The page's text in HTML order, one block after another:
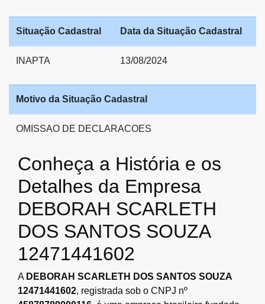
Situação Cadastral Data da Situação Cadastral
INAPTA 13/08/2024
Motivo da Situação Cadastral
OMISSAO DE DECLARACOES
Conheça a História e os
Detalhes da Empresa
DEBORAH SCARLETH
DOS SANTOS SOUZA
12471441602
A DEBORAH SCARLETH DOS SANTOS SOUZA
12471441602, registrada sob o CNPJ nº